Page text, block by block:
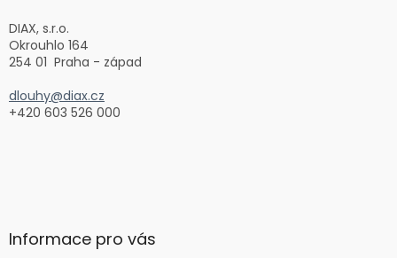
DIAX, s.r.o.
Okrouhlo 164
254 01 Praha - západ
dlouhy@diax.cz
+420 603 526 000
Informace pro vás